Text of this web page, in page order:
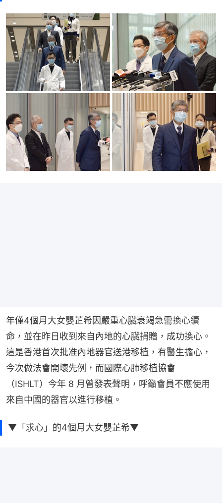
年僅4個月大女嬰芷希因嚴重心臟衰竭急需換心續
命，並在昨日收到來自內地的心臟捐贈，成功換心。
這是香港首次批准內地器官送港移植，有醫生擔心，
今次做法會開壞先例，而國際心肺移植協會
（ISHLT）今年 8 月曾發表聲明，呼籲會員不應使用
來自中國的器官以進行移植。
▼「求心」的4個月大女嬰芷希▼